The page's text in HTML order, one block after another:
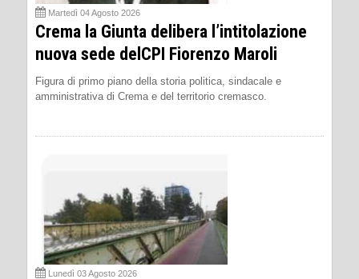
Martedì 04 Agosto 2026
Crema la Giunta delibera l’intitolazione
nuova sede delCPI Fiorenzo Maroli
Figura di primo piano della storia politica, sindacale e
amministrativa di Crema e del territorio cremasco.
Lunedì 03 Agosto 2026